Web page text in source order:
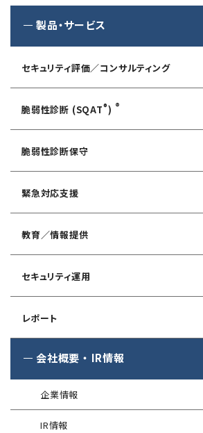
製品・サービス
セキュリティ評価／コンサルティング
情報セキュリティ・アドバイザリ
AIサービス提供者・利用者向け
サイバーセキュリティ対策支援
CSIRT構築／運用支援
インシデント初動対応準備支援
Shift Left コンサルティング
プレリミナリーサーベイ
脆弱性診断 (SQAT®) ®
WEBアプリケーション脆弱性診断
ネットワーク脆弱性診断
IoTセキュリティ診断
クラウドセキュリティ設定診断
アタックサーフェス調査
SQAT with Swift Delivery
脆弱性診断保守
デイリー自動脆弱性診断
WEBサイトコンテンツ改ざん検知
緊急対応支援
デジタルフォレンジック
緊急対応サービス
教育／情報提供
セキュリスト（SecuriST）
EC-Council
（セキュリティエンジニア養成講座）
セキュリティ運用
マネージドセキュリティサービス (MSS)
Managed Security Service for AWS
レポート
SQAT セキュリティレポート
®
会社概要 ・ IR情報
企業情報
IR情報